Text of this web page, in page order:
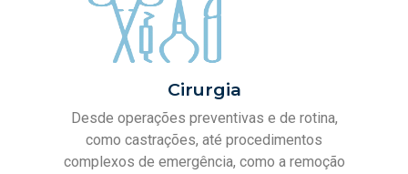
Cirurgia
Desde operações preventivas e de rotina,
como castrações, até procedimentos
complexos de emergência, como a remoção